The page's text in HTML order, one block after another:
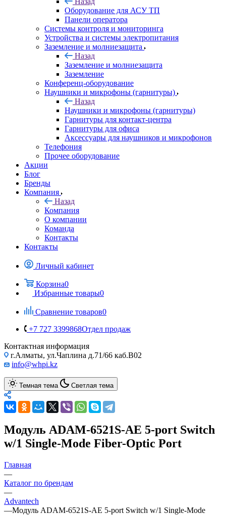
Оборудование для АСУ ТП
Панели оператора
Системы контроля и мониторинга
Устройства и системы электропитания
Заземление и молниезащита
Назад
Заземление и молниезащита
Заземление
Конференц-оборудование
Наушники и микрофоны (гарнитуры)
Назад
Наушники и микрофоны (гарнитуры)
Гарнитуры для контакт-центра
Гарнитуры для офиса
Аксессуары для наушников и микрофонов
Телефония
Прочее оборудование
Акции
Блог
Бренды
Компания
Назад
Компания
О компании
Команда
Контакты
Контакты
Личный кабинет
Корзина0
Избранные товары0
Сравнение товаров0
+7 727 3399868Отдел продаж
Контактная информация
г.Алматы, ул.Чаплина д.71/66 каб.B02
info@whpi.kz
Темная тема Светлая тема
Модуль ADAM-6521S-AE 5-port Switch
w/1 Single-Mode Fiber-Optic Port
Главная
—
Каталог по брендам
—
Advantech
—Модуль ADAM-6521S-AE 5-port Switch w/1 Single-Mode